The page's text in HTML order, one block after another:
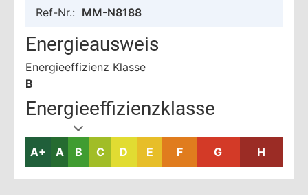
Ref-Nr.: MM-N8188
Energieausweis
Energieeffizienz Klasse
B
Energieeffizienzklasse
A+ A B C D E F G H